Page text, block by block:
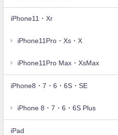
iPhone11・Xr
iPhone11Pro・Xs・X
iPhone11Pro Max・XsMax
iPhone8・7・6・6S・SE
iPhone 8・7・6・6S Plus
iPad